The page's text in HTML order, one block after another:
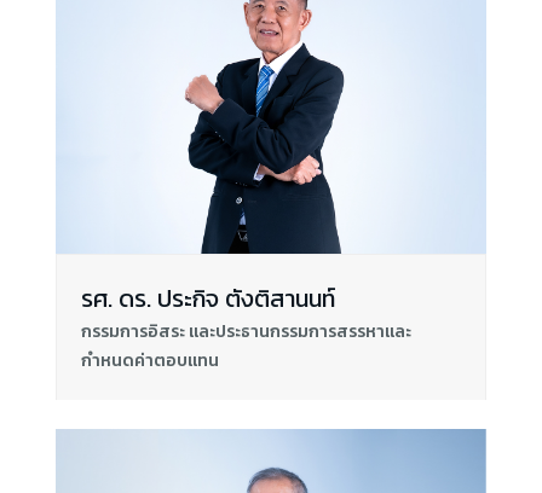
รศ. ดร. ประกิจ ตังติสานนท์
กรรมการอิสระ และประธานกรรมการสรรหาและ
กำหนดค่าตอบแทน